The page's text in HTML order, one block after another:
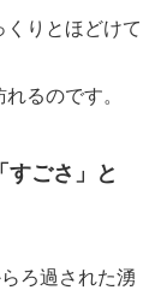
りとほどけて
るのです。
すごさ」と
ろ過された湧